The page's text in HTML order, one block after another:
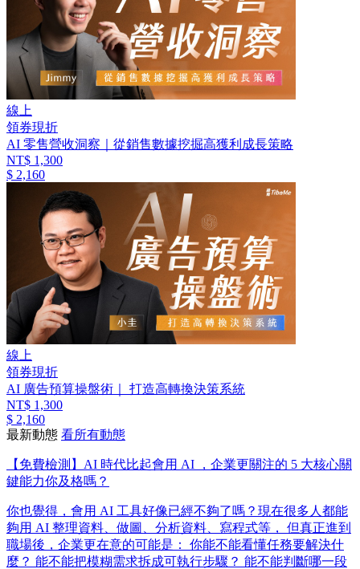
線上
領券現折
AI 零售營收洞察｜從銷售數據挖掘高獲利成長策略
NT$ 1,300
$ 2,160
線上
領券現折
AI 廣告預算操盤術｜ 打造高轉換決策系統
NT$ 1,300
$ 2,160
最新動態 看所有動態
【免費檢測】AI 時代比起會用 AI ，企業更關注的 5 大核心關
鍵能力你及格嗎？
你也覺得，會用 AI 工具好像已經不夠了嗎？ ​ 現在很多人都能
夠用 AI 整理資料、做圖、分析資料、寫程式等， 但真正進到
職場後，企業更在意的可能是： 你能不能看懂任務要解決什
麼？ 能不能把模糊需求拆成可執行步驟？ 能不能判斷哪一段